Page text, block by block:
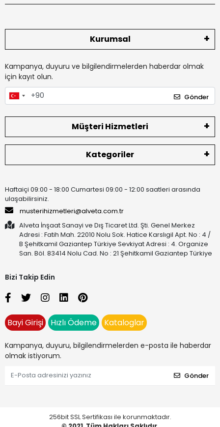
Kurumsal
Kampanya, duyuru ve bilgilendirmelerden haberdar olmak
için kayıt olun.
Gönder
Müşteri Hizmetleri
Kategoriler
Haftaiçi 09:00 - 18:00 Cumartesi 09:00 - 12:00 saatleri arasında
ulaşabilirsiniz.
musterihizmetleri@alveta.com.tr
Alveta İnşaat Sanayi ve Dış Ticaret Ltd. Şti. Genel Merkez
Adresi : Fatih Mah. 22010 Nolu Sok. Hatice Karslıgil Apt. No : 4 /
B Şehitkamil Gaziantep Türkiye Sevkiyat Adresi : 4. Organize
San. Böl. 83414 Nolu Cad. No : 21 Şehitkamil Gaziantep Türkiye
Bizi Takip Edin
Bayi Girişi Hızlı Ödeme Kataloglar
Kampanya, duyuru, bilgilendirmelerden e-posta ile haberdar
olmak istiyorum.
Gönder
256bit SSL Sertifikası ile korunmaktadır.